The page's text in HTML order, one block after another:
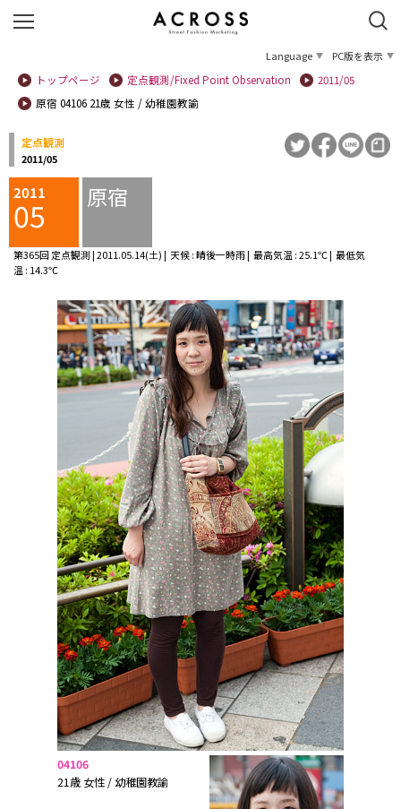
Language
PC版を表示
トップページ
定点観測/Fixed Point Observation
2011/05
原宿 04106 21歳 女性 / 幼稚園教諭
定点観測
2011/05
2011
05 原宿
第365回 定点観測 | 2011.05.14(土) | 天候 : 晴後一時雨 | 最高気温 : 25.1℃ | 最低気
温 : 14.3℃
04106
21歳 女性 / 幼稚園教諭